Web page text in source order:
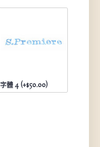
字體 4 (+$50.00)